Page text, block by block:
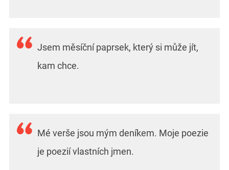
Jsem měsíční paprsek, který si může jít,
kam chce.
Mé verše jsou mým deníkem. Moje poezie
je poezií vlastních jmen.